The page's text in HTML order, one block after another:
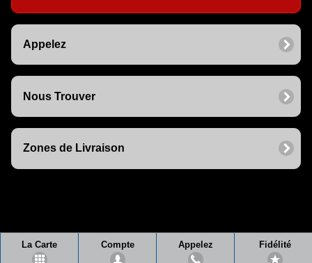
Appelez
Nous Trouver
Zones de Livraison
La Carte Compte Appelez Fidélité